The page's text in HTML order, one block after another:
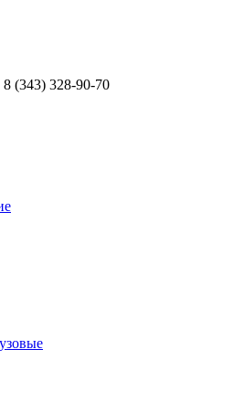
(343) 328-90-70